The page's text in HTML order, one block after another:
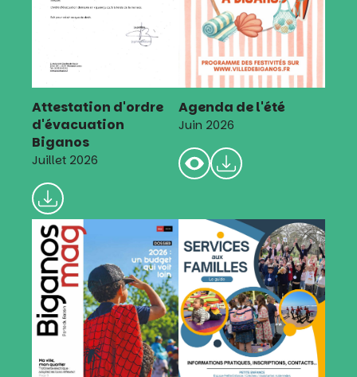
Attestation d'ordre
d'évacuation
Biganos
Juillet 2026
Agenda de l'été
Juin 2026